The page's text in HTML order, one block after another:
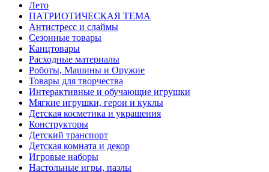
Лето
ПАТРИОТИЧЕСКАЯ ТЕМА
Антистресс и слаймы
Сезонные товары
Канцтовары
Расходные материалы
Роботы, Машины и Оружие
Товары для творчества
Интерактивные и обучающие игрушки
Мягкие игрушки, герои и куклы
Детская косметика и украшения
Конструкторы
Детский транспорт
Детская комната и декор
Игровые наборы
Настольные игры, пазлы